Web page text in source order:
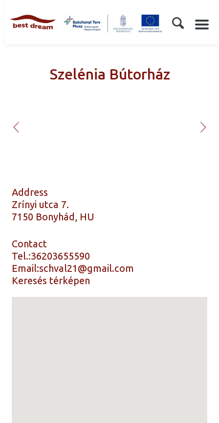
Szelénia Bútorház
Address
Zrínyi utca 7.
7150 Bonyhád, HU
Contact
Tel.:36203655590
Email:schval21@gmail.com
Keresés térképen